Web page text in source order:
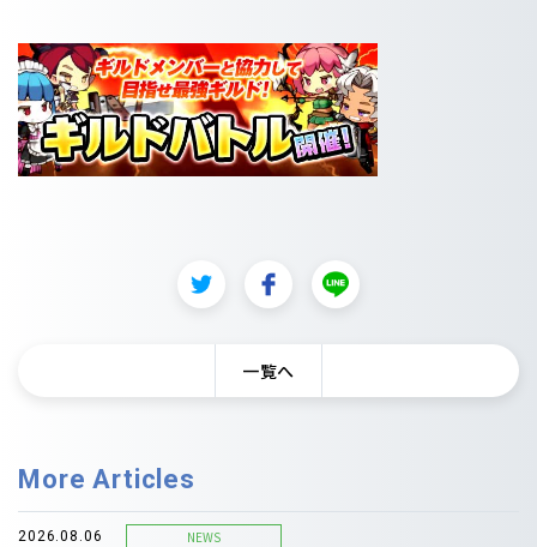
一覧へ
More Articles
2026.08.06 NEWS